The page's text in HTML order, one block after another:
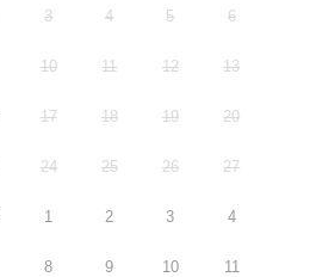
3 4 5 6
10 11 12 13
17 18 19 20
24 25 26 27
1 2 3 4
8 9 10 11